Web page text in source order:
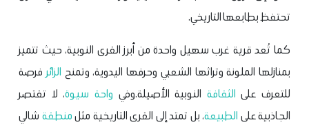
تحتفظ بطابعها التاريخي.
كما تُعد قرية غرب سهيل واحدة من أبرز القرى النوبية، حيث تتميز
بمنازلها الملونة وتراثها الشعبي وحرفها اليدوية، وتمنح الزائر فرصة
للتعرف على الثقافة النوبية الأصيلة.وفي واحة سيوة، لا تقتصر
الجاذبية على الطبيعة، بل تمتد إلى القرى التاريخية مثلمنطقة شالي